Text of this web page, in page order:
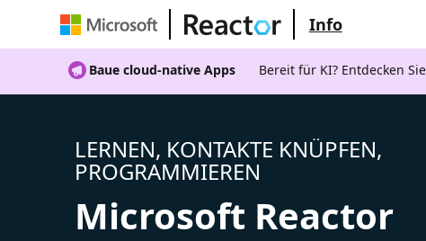
Info
Baue cloud-native Apps Bereit für KI? Entdecken
LERNEN, KONTAKTE KNÜPFEN,
PROGRAMMIEREN
Microsoft Reactor